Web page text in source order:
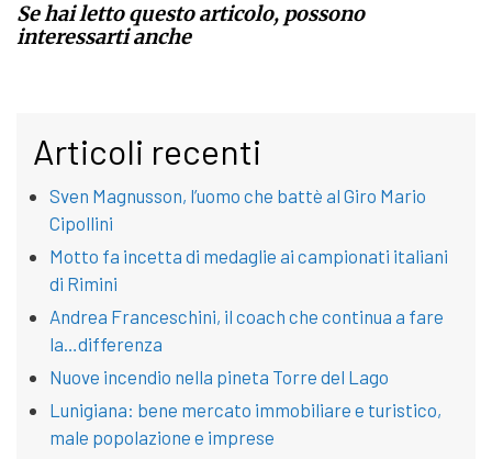
Se hai letto questo articolo, possono
interessarti anche
Articoli recenti
Sven Magnusson, l’uomo che battè al Giro Mario
Cipollini
Motto fa incetta di medaglie ai campionati italiani
di Rimini
Andrea Franceschini, il coach che continua a fare
la…differenza
Nuove incendio nella pineta Torre del Lago
Lunigiana: bene mercato immobiliare e turistico,
male popolazione e imprese